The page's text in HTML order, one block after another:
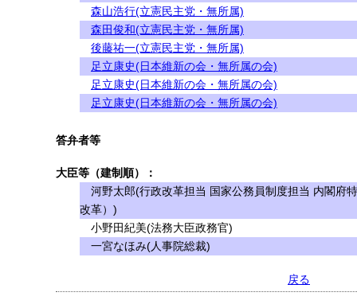
森山浩行(立憲民主党・無所属)
森田俊和(立憲民主党・無所属)
後藤祐一(立憲民主党・無所属)
足立康史(日本維新の会・無所属の会)
足立康史(日本維新の会・無所属の会)
足立康史(日本維新の会・無所属の会)
答弁者等
大臣等（建制順）：
河野太郎(行政改革担当 国家公務員制度担当 内閣府
改革）)
小野田紀美(法務大臣政務官)
一宮なほみ(人事院総裁)
戻る